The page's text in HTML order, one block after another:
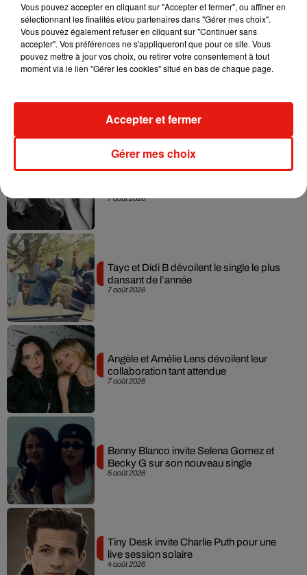
Musique
7 août 2026
7 août 2026
Tayc et Didi B dévoilent le single le plus
dansant de l’année
7 août 2026
Angèle et Amélie Lens dévoilent leur
collaboration tant attendue
5 août 2026
Benny Blanco invite Selena Gomez et
Becky G sur son nouveau single
4 août 2026
Tiny Desk invite Charlie Puth pour une
live session solaire
Vous pouvez accepter en cliquant sur "Accepter et fermer", ou affiner en
sélectionnant les finalités et/ou partenaires dans "Gérer mes choix".
Vous pouvez également refuser en cliquant sur "Continuer sans
accepter". Vos préférences ne s'appliqueront que pour ce site. Vous
pouvez mettre à jour vos choix, ou retirer votre consentement à tout
moment via le lien "Gérer les cookies" situé en bas de chaque page.
Gérer mes choix
Accepter et fermer